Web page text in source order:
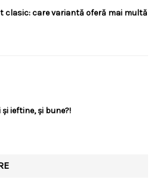
clasic: care variantă oferă mai multă
ieftine, și bune?!